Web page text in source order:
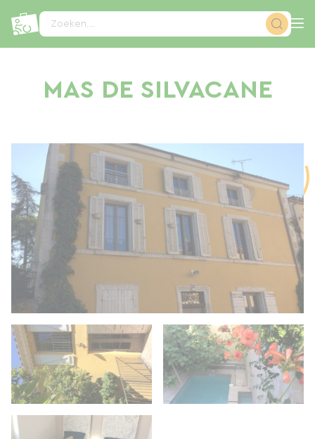
Zoeken...
MAS DE SILVACANE
Cookies beheer paneel